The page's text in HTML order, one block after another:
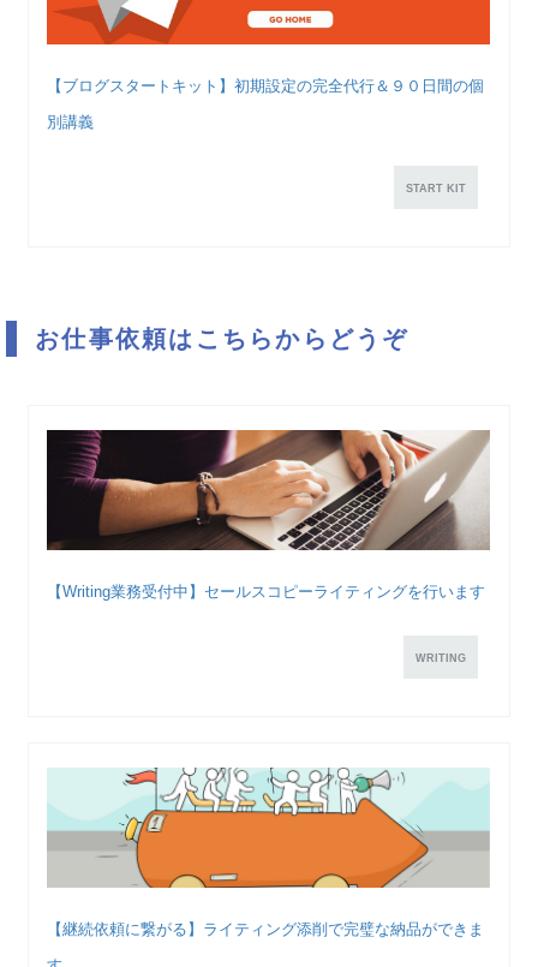
【ブログスタートキット】初期設定の完全代行＆９０日間の個
別講義
START KIT
お仕事依頼はこちらからどうぞ
【Writing業務受付中】セールスコピーライティングを行います
WRITING
【継続依頼に繋がる】ライティング添削で完璧な納品ができま